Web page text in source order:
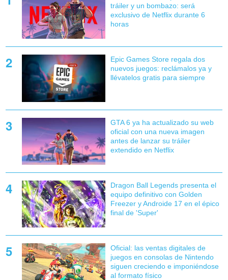
tráiler y un bombazo: será
exclusivo de Netflix durante 6
horas
Epic Games Store regala dos
nuevos juegos: reclámalos ya y
llévatelos gratis para siempre
GTA 6 ya ha actualizado su web
oficial con una nueva imagen
antes de lanzar su tráiler
extendido en Netflix
Dragon Ball Legends presenta el
equipo definitivo con Golden
Freezer y Androide 17 en el épico
final de 'Super'
Oficial: las ventas digitales de
juegos en consolas de Nintendo
siguen creciendo e imponiéndose
al formato físico